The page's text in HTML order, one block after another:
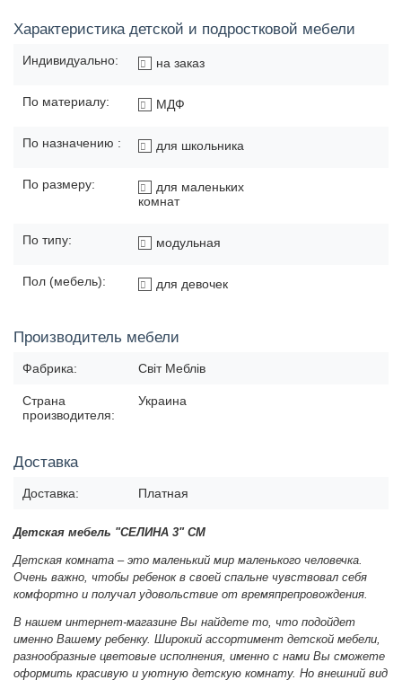
Характеристика детской и подростковой мебели
Индивидуально: на заказ
По материалу: МДФ
По назначению : для школьника
По размеру:
для маленьких
комнат
По типу: модульная
Пол (мебель): для девочек
Производитель мебели
Фабрика: Світ Меблів
Страна
производителя:
Украина
Доставка
Доставка: Платная
Детская мебель "СЕЛИНА 3" СМ
Детская комната – это маленький мир маленького человечка.
Очень важно, чтобы ребенок в своей спальне чувствовал себя
комфортно и получал удовольствие от времяпрепровождения.
В нашем интернет-магазине Вы найдете то, что подойдет
именно Вашему ребенку. Широкий ассортимент детской мебели,
разнообразные цветовые исполнения, именно с нами Вы сможете
оформить красивую и уютную детскую комнату. Но внешний вид